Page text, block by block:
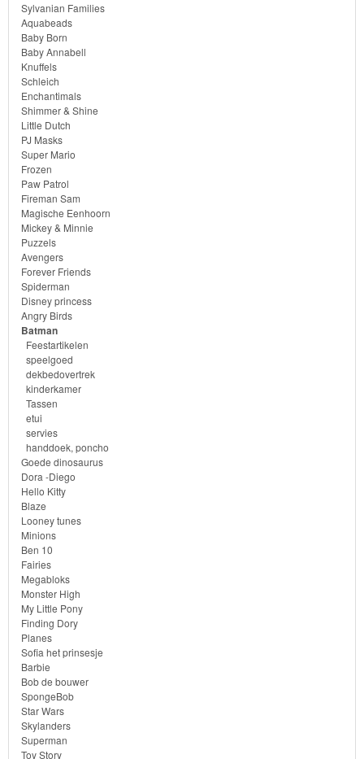
Monster
High
My
Little
Pony
Finding
Dory
Planes
Sofia
het
prinsesje
Barbie
Bob
de
bouwer
SpongeBob
Star
Wars
Skylanders
Superman
Toy
Story
Trolls
Turtles
Sylvanian Families
Aquabeads
Baby Born
Baby Annabell
Knuffels
Schleich
Enchantimals
Shimmer & Shine
Little Dutch
PJ Masks
Super Mario
Frozen
Paw Patrol
Fireman Sam
Magische Eenhoorn
Mickey & Minnie
Puzzels
Avengers
Forever Friends
Spiderman
Disney princess
Angry Birds
Batman
Feestartikelen
speelgoed
dekbedovertrek
kinderkamer
Tassen
etui
servies
handdoek, poncho
Goede dinosaurus
Dora -Diego
Hello Kitty
Blaze
Looney tunes
Minions
Ben 10
Fairies
Megabloks
Monster High
My Little Pony
Finding Dory
Planes
Sofia het prinsesje
Barbie
Bob de bouwer
SpongeBob
Star Wars
Skylanders
Superman
Toy Story